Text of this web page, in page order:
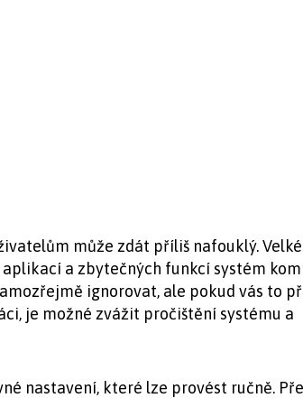
může zdát příliš nafouklý. Velké
a zbytečných funkcí systém
ignorovat, ale pokud vás to
je možné zvážit pročištění systému a
nastavení, které lze provést ručně.